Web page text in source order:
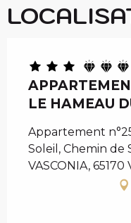
LE HAMEAU
Appartement
Soleil, Chemin de
VASCONIA,